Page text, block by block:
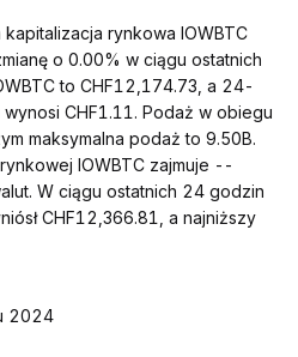
rynkowa IOWBTC
o 0.00% w ciągu ostatnich
to CHF12,174.73, a 24-
CHF1.11. Podaż w obiegu
maksymalna podaż to 9.50B.
IOWBTC zajmuje --
W ciągu ostatnich 24 godzin
CHF12,366.81, a najniższy
2024